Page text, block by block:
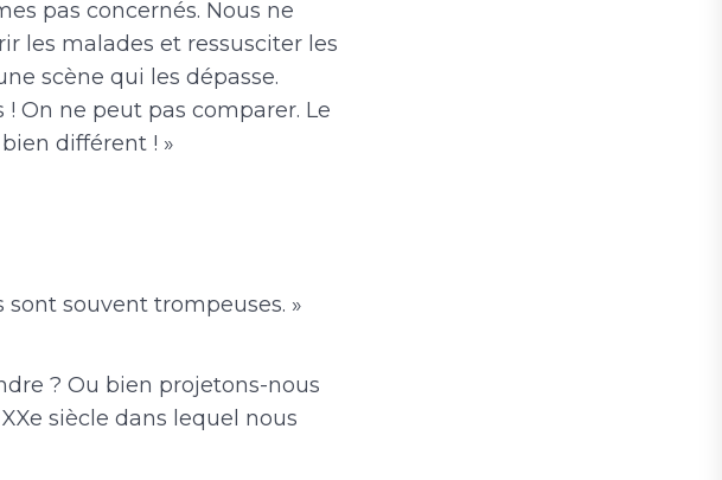
pas concernés. Nous ne
les malades et ressusciter les
scène qui les dépasse.
! On ne peut pas comparer. Le
différent ! »
sont souvent trompeuses. »
? Ou bien projetons-nous
siècle dans lequel nous